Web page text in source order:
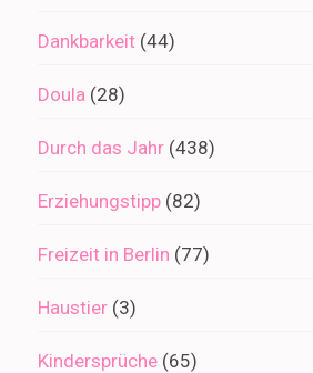
Dankbarkeit (44)
Doula (28)
Durch das Jahr (438)
Erziehungstipp (82)
Freizeit in Berlin (77)
Haustier (3)
Kindersprüche (65)